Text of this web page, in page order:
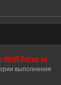
Битва за
выполнения